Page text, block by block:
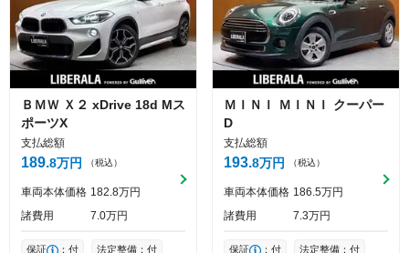
ＢＭＷ Ｘ２ xDrive 18d Mス
ポーツX
支払総額
189 8万円 （税込）
車両本体価格 182 8万円
諸費用
7 0万円
保証 ：付 法定整備：付
ＭＩＮＩ ＭＩＮＩ
クーパー
D
支払総額
193 8万円 （税込）
車両本体価格 186 5万円
諸費用
7 3万円
保証 ：付 法定整備：付